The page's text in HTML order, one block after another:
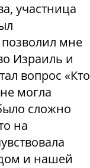
участница
мне
Израиль и
вопрос «‎Кто
могла
сложно
на
и нашей